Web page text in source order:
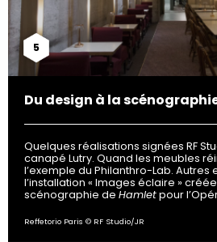
5
Du design à la
Quelques réalisations signées RF
canapé Lutry. Quand les meubles
l’exemple du Philanthro-Lab. Autres
l’installation « Images éclaire »
scénographie de Hamletpour
Reffetorio Paris © RF Studio/JR